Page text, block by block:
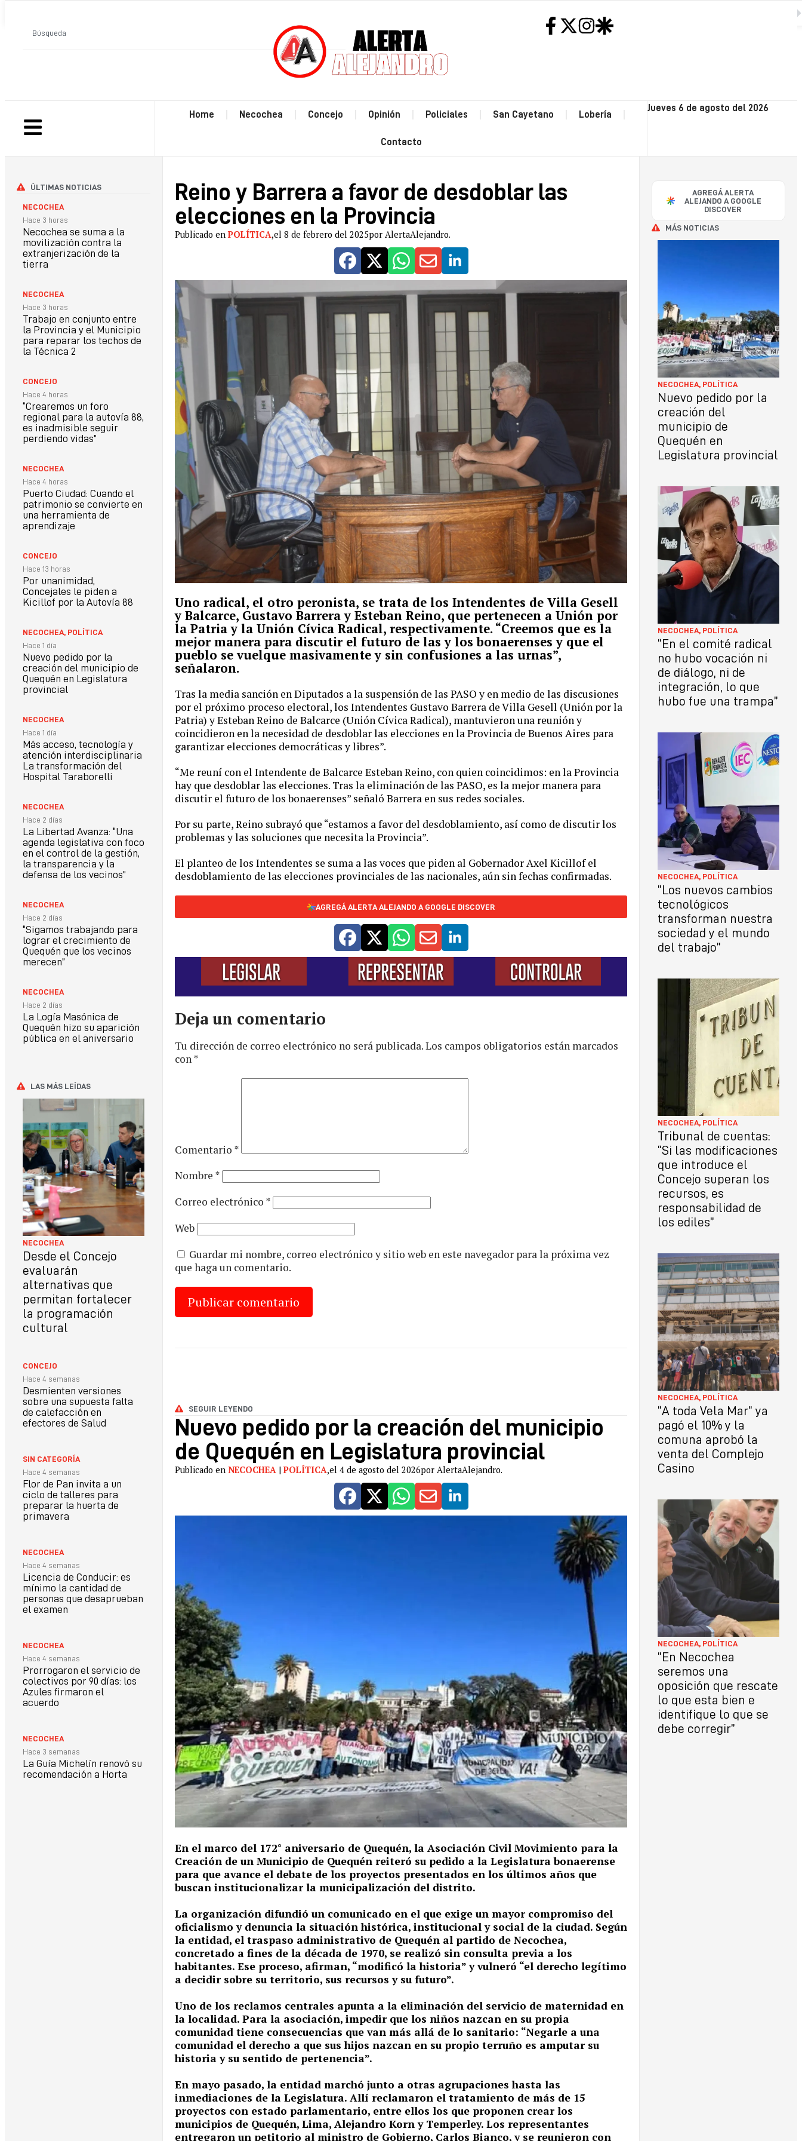
Home Necochea Concejo Opinión Policiales San Cayetano Lobería
Contacto
Jueves 6 de agosto del 2026
SAN
AGREGÁ ALERTA
ALEJANDO A GOOGLE
DISCOVER
MÁS NOTICIAS
NECOCHEA, POLÍTICA
Nuevo pedido por la
creación del
municipio de
Quequén en
Legislatura provincial
NECOCHEA, POLÍTICA
“En el comité radical
no hubo vocación ni
de diálogo, ni de
integración, lo que
hubo fue una trampa”
NECOCHEA, POLÍTICA
“Los nuevos cambios
tecnológicos
transforman nuestra
sociedad y el mundo
del trabajo”
NECOCHEA, POLÍTICA
Tribunal de cuentas:
“Si las modificaciones
que introduce el
Concejo superan los
recursos, es
responsabilidad de
los ediles”
NECOCHEA, POLÍTICA
“A toda Vela Mar” ya
pagó el 10% y la
comuna aprobó la
venta del Complejo
Casino
NECOCHEA, POLÍTICA
“En Necochea
seremos una
oposición que rescate
lo que esta bien e
identifique lo que se
debe corregir”
ÚLTIMAS NOTICIAS
NECOCHEA
Hace 3 horas
Necochea se suma a la
movilización contra la
extranjerización de la
tierra
NECOCHEA
Hace 3 horas
Trabajo en conjunto entre
la Provincia y el Municipio
para reparar los techos de
la Técnica 2
CONCEJO
Hace 4 horas
“Crearemos un foro
regional para la autovía 88,
es inadmisible seguir
perdiendo vidas”
NECOCHEA
Hace 4 horas
Puerto Ciudad: Cuando el
patrimonio se convierte en
una herramienta de
aprendizaje
CONCEJO
Hace 13 horas
Por unanimidad,
Concejales le piden a
Kicillof por la Autovía 88
NECOCHEA, POLÍTICA
Hace 1 día
Nuevo pedido por la
creación del municipio de
Quequén en Legislatura
provincial
NECOCHEA
Hace 1 día
Más acceso, tecnología y
atención interdisciplinaria
La transformación del
Hospital Taraborelli
NECOCHEA
Hace 2 días
La Libertad Avanza: “Una
agenda legislativa con foco
en el control de la gestión,
la transparencia y la
defensa de los vecinos”
NECOCHEA
Hace 2 días
“Sigamos trabajando para
lograr el crecimiento de
Quequén que los vecinos
merecen”
NECOCHEA
Hace 2 días
La Logía Masónica de
Quequén hizo su aparición
pública en el aniversario
LAS MÁS LEÍDAS
NECOCHEA
Desde el Concejo
evaluarán
alternativas que
permitan fortalecer
la programación
cultural
CONCEJO
Hace 4 semanas
Desmienten versiones
sobre una supuesta falta
de calefacción en
efectores de Salud
SIN CATEGORÍA
Hace 4 semanas
Flor de Pan invita a un
ciclo de talleres para
preparar la huerta de
primavera
NECOCHEA
Hace 4 semanas
Licencia de Conducir: es
mínimo la cantidad de
personas que desaprueban
el examen
NECOCHEA
Hace 4 semanas
Prorrogaron el servicio de
colectivos por 90 días: los
Azules firmaron el
acuerdo
NECOCHEA
Hace 3 semanas
La Guía Michelín renovó su
recomendación a Horta
Reino y Barrera a favor de desdoblar las
elecciones en la Provincia
Publicado enPOLÍTICA,el 8 de febrero del 2025por AlertaAlejandro.
Uno radical, el otro peronista, se trata de los Intendentes de Villa Gesell
y Balcarce, Gustavo Barrera y Esteban Reino, que pertenecen a Unión por
la Patria y la Unión Cívica Radical, respectivamente. “Creemos que es la
mejor manera para discutir el futuro de las y los bonaerenses y que el
pueblo se vuelque masivamente y sin confusiones a las urnas”,
señalaron.
Tras la media sanción en Diputados a la suspensión de las PASO y en medio de las discusiones
por el próximo proceso electoral, los Intendentes Gustavo Barrera de Villa Gesell (Unión por la
Patria) y Esteban Reino de Balcarce (Unión Cívica Radical), mantuvieron una reunión y
coincidieron en la necesidad de desdoblar las elecciones en la Provincia de Buenos Aires para
garantizar elecciones democráticas y libres”.
“Me reuní con el Intendente de Balcarce Esteban Reino, con quien coincidimos: en la Provincia
hay que desdoblar las elecciones. Tras la eliminación de las PASO, es la mejor manera para
discutir el futuro de los bonaerenses” señaló Barrera en sus redes sociales.
Por su parte, Reino subrayó que “estamos a favor del desdoblamiento, así como de discutir los
problemas y las soluciones que necesita la Provincia”.
El planteo de los Intendentes se suma a las voces que piden al Gobernador Axel Kicillof el
desdoblamiento de las elecciones provinciales de las nacionales, aún sin fechas confirmadas.
AGREGÁ ALERTA ALEJANDO A GOOGLE DISCOVER
Deja un comentario
Tu dirección de correo electrónico no será publicada.Los campos obligatorios están marcados
con*
Comentario *
Nombre *
Correo electrónico *
Web
Guardar mi nombre, correo electrónico y sitio web en este navegador para la próxima vez
que haga un comentario.
SEGUIR LEYENDO
Nuevo pedido por la creación del municipio
de Quequén en Legislatura provincial
Publicado en NECOCHEA |POLÍTICA,el 4 de agosto del 2026por AlertaAlejandro.
En el marco del 172° aniversario de Quequén, la Asociación Civil Movimiento para la
Creación de un Municipio de Quequén reiteró su pedido a la Legislatura bonaerense
para que avance el debate de los proyectos presentados en los últimos años que
buscan institucionalizar la municipalización del distrito.
La organización difundió un comunicado en el que exige un mayor compromiso del
oficialismo y denuncia la situación histórica, institucional y social de la ciudad. Según
la entidad, el traspaso administrativo de Quequén al partido de Necochea,
concretado a fines de la década de 1970, se realizó sin consulta previa a los
habitantes. Ese proceso, afirman, “modificó la historia” y vulneró “el derecho legítimo
a decidir sobre su territorio, sus recursos y su futuro”.
Uno de los reclamos centrales apunta a la eliminación del servicio de maternidad en
la localidad. Para la asociación, impedir que los niños nazcan en su propia
comunidad tiene consecuencias que van más allá de lo sanitario: “Negarle a una
comunidad el derecho a que sus hijos nazcan en su propio terruño es amputar su
historia y su sentido de pertenencia”.
En mayo pasado, la entidad marchó junto a otras agrupaciones hasta las
inmediaciones de la Legislatura. Allí reclamaron el tratamiento de más de 15
proyectos con estado parlamentario, entre ellos los que proponen crear los
municipios de Quequén, Lima, Alejandro Korn y Temperley. Los representantes
entregaron un petitorio al ministro de Gobierno, Carlos Bianco, y se reunieron con